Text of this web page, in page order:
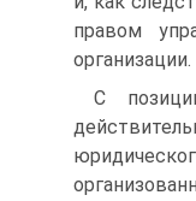
правом
организации.
С